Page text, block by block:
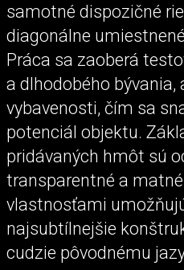
samotné dispozičné
diagonálne
Práca sa zaoberá
a dlhodobého
vybavenosti, čím sa
potenciál objektu.
pridávaných hmôt sú
transparentné a
vlastnosťami
najsubtílnejšie
cudzie pôvodnému